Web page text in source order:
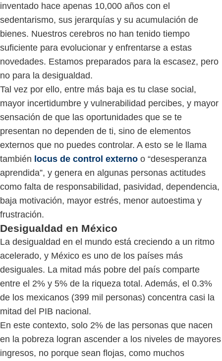
inventado hace apenas 10,000 años con el
sedentarismo, sus jerarquías y su acumulación de
bienes. Nuestros cerebros no han tenido tiempo
suficiente para evolucionar y enfrentarse a estas
novedades. Estamos preparados para la escasez, pero
no para la desigualdad.
Tal vez por ello, entre más baja es tu clase social,
mayor incertidumbre y vulnerabilidad percibes, y mayor
sensación de que las oportunidades que se te
presentan no dependen de ti, sino de elementos
externos que no puedes controlar. A esto se le llama
también locus de control externo o “desesperanza
aprendida”, y genera en algunas personas actitudes
como falta de responsabilidad, pasividad, dependencia,
baja motivación, mayor estrés, menor autoestima y
frustración.
Desigualdad en México
La desigualdad en el mundo está creciendo a un ritmo
acelerado, y México es uno de los países más
desiguales. La mitad más pobre del país comparte
entre el 2% y 5% de la riqueza total. Además, el 0.3%
de los mexicanos (399 mil personas) concentra casi la
mitad del PIB nacional.
En este contexto, solo 2% de las personas que nacen
en la pobreza logran ascender a los niveles de mayores
ingresos, no porque sean flojas, como muchos